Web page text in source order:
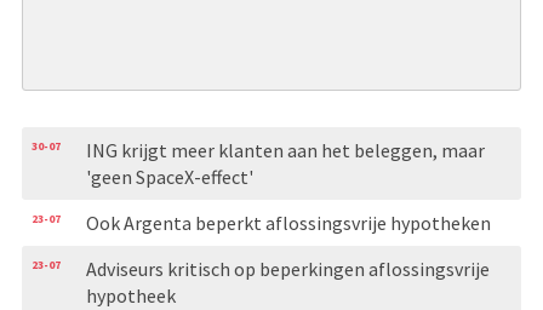
30-07
ING krijgt meer klanten aan het beleggen, maar
'geen SpaceX-effect'
23-07 Ook Argenta beperkt aflossingsvrije hypotheken
23-07
Adviseurs kritisch op beperkingen aflossingsvrije
hypotheek